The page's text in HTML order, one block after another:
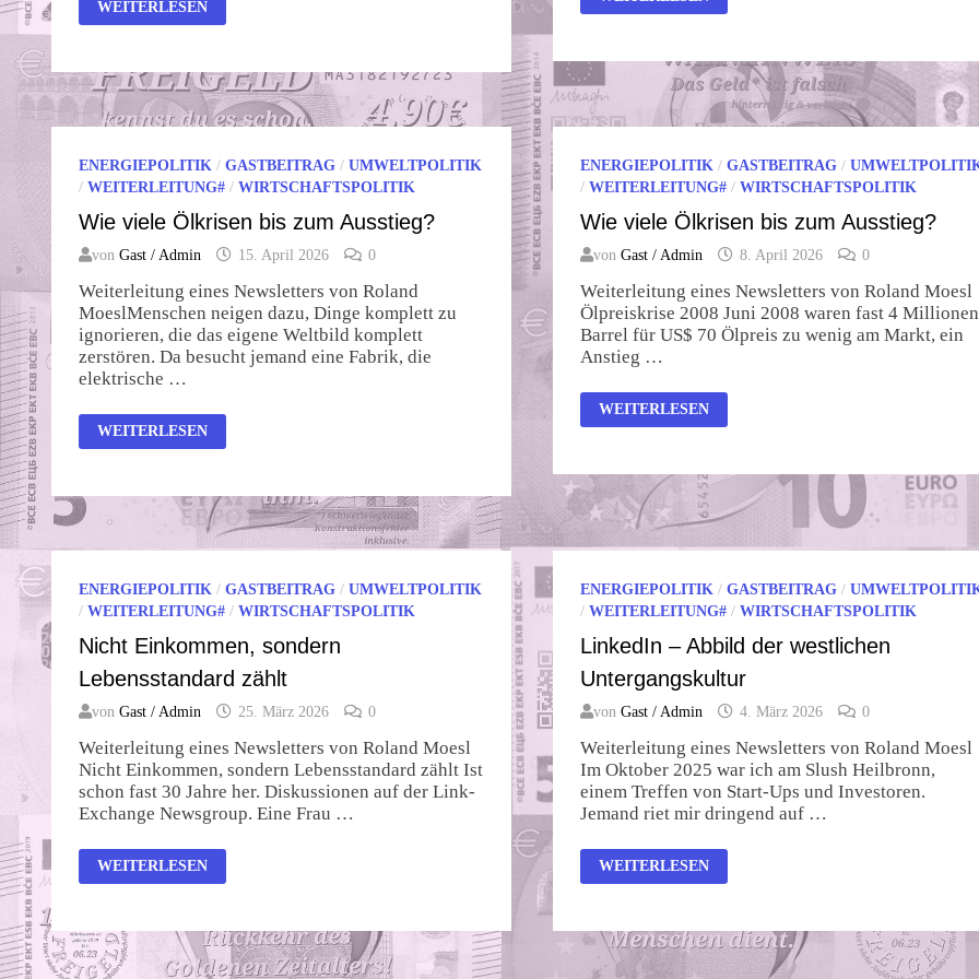
AM
FOLGEN
DER
BRAUCHEN
KEINE
WEITERLESEN
IN
ENERGIEPOLITIK / GASTBEITRAG / UMWELTPOLITIK
/ WEITERLEITUNG# / WIRTSCHAFTSPOLITIK
Wie viele Ölkrisen bis zum Ausstieg?
von Gast / Admin 15. April 2026 0
Weiterleitung eines Newsletters von Roland
MoeslMenschen neigen dazu, Dinge komplett zu
ignorieren, die das eigene Weltbild komplett
zerstören. Da besucht jemand eine Fabrik, die
elektrische …
WIE
VIELE
AUSSTIEG?
WEITERLESEN
ENERGIEPOLITIK/ GASTBEITRAG/
/ WEITERLEITUNG#/ WIRTSCHAFTSPOLITIK
Wie viele Ölkrisen bis zum Ausstieg?
von Gast / Admin 8. April 2026 0
Weiterleitung eines Newsletters von Roland Moesl
Ölpreiskrise 2008 Juni 2008 waren fast 4 Millionen
Barrel für US$ 70 Ölpreis zu wenig am Markt, ein
Anstieg …
WIE
VIELE
AUSSTIEG?
WEITERLESEN
ENERGIEPOLITIK / GASTBEITRAG / UMWELTPOLITIK
/ WEITERLEITUNG# / WIRTSCHAFTSPOLITIK
Nicht Einkommen, sondern
Lebensstandard zählt
von Gast / Admin 25. März 2026 0
Weiterleitung eines Newsletters von Roland Moesl
Nicht Einkommen, sondern Lebensstandard zählt Ist
schon fast 30 Jahre her. Diskussionen auf der Link-
Exchange Newsgroup. Eine Frau …
NICHT
EINKOMMEN,
WEITERLESEN
ENERGIEPOLITIK/ GASTBEITRAG/
/ WEITERLEITUNG#/ WIRTSCHAFTSPOLITIK
LinkedIn – Abbild der westlichen
Untergangskultur
von Gast / Admin 4. März 2026 0
Weiterleitung eines Newsletters von Roland Moesl
Im Oktober 2025 war ich am Slush Heilbronn,
einem Treffen von Start-Ups und Investoren.
Jemand riet mir dringend auf …
LINKEDIN
–
UNTERGANGSKULTUR
WEITERLESEN